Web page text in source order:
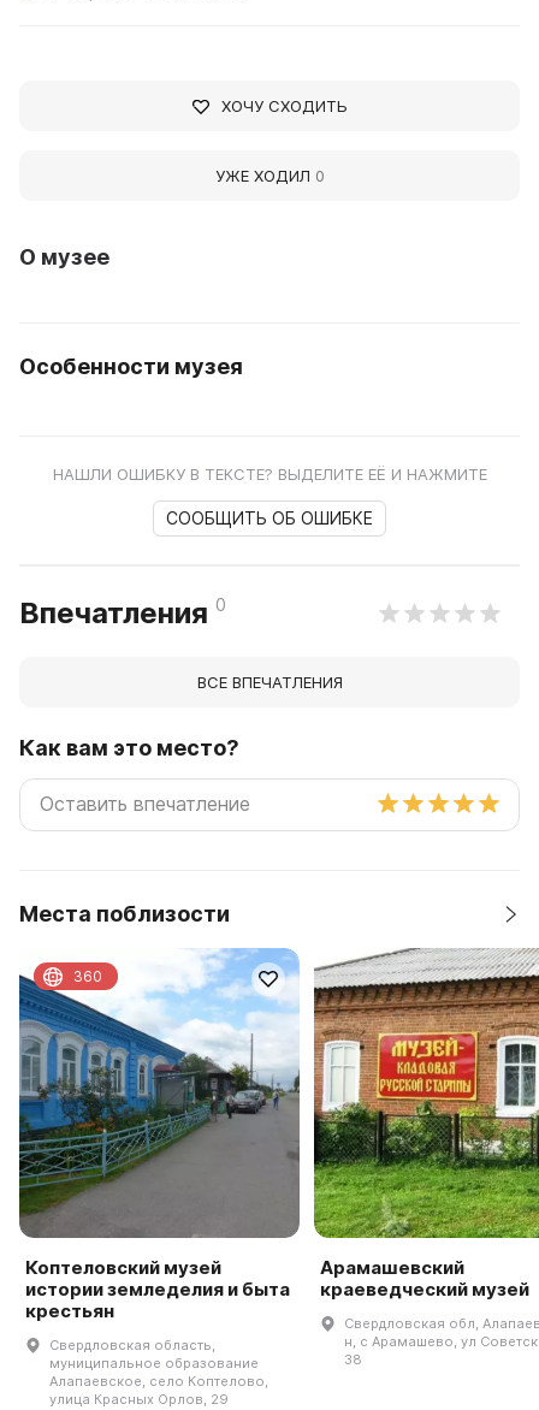
О музее
Особенности музея
НАШЛИ ОШИБКУ В ТЕКСТЕ? ВЫДЕЛИТЕ ЕЁ И НАЖМИТЕ
СООБЩИТЬ ОБ ОШИБКЕ
Впечатления 0
ВСЕ ВПЕЧАТЛЕНИЯ
Как вам это место?
Места поблизости
Коптеловский музей
истории земледелия и быта
крестьян
Свердловская область,
муниципальное образование
Алапаевское, село Коптелово,
улица Красных Орлов, 29
360
Арамашевский
краеведческий музей
Свердловская обл,
н, с Арамашево, ул
38
ХОЧУ СХОДИТЬ
УЖЕ ХОДИЛ 0